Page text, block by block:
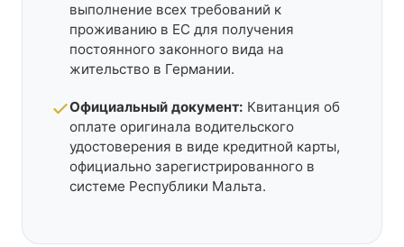
выполнение всех требований к
проживанию в ЕС для получения
постоянного законного вида на
жительство в Германии.
Официальный документ: Квитанция об
оплате оригинала водительского
удостоверения в виде кредитной карты,
официально зарегистрированного в
системе Республики Мальта.